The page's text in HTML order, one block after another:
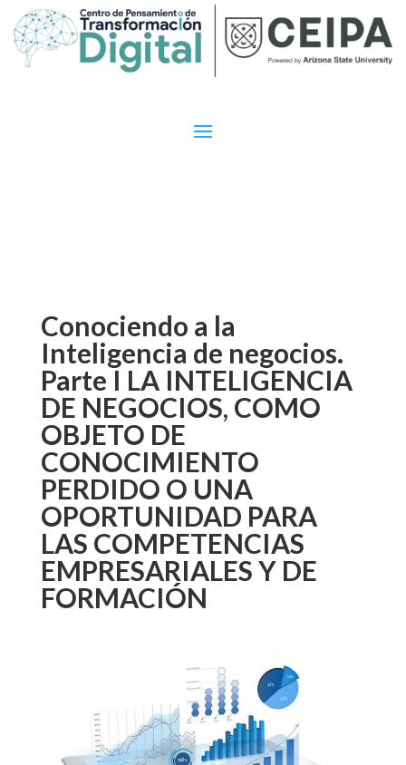
Conociendo a la
Inteligencia de negocios.
Parte I LA INTELIGENCIA
DE NEGOCIOS, COMO
OBJETO DE
CONOCIMIENTO
PERDIDO O UNA
OPORTUNIDAD PARA
LAS COMPETENCIAS
EMPRESARIALES Y DE
FORMACIÓN